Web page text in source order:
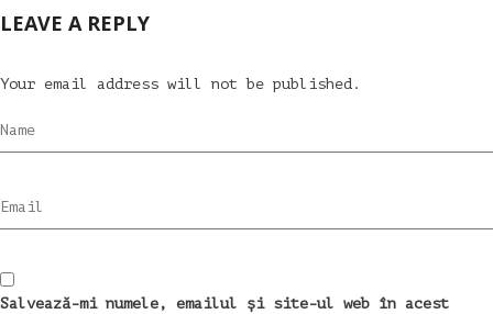
LEAVE A REPLY
Your email address will not be published.
Name
Email
Salvează-mi numele, emailul și site-ul web în acest